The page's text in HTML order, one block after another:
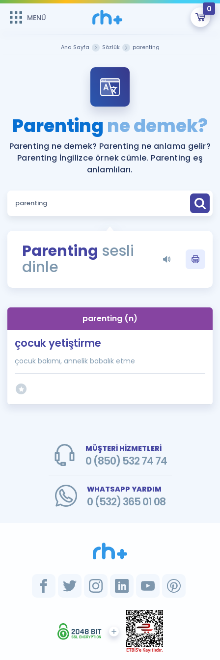
MENÜ
0
Şifremi Hatırlamıyorum
ÜYE DEĞİLİM
Sepetin Şu An Boş.
Remzi Hoca ile seni sınava hazırlayacak onlarca eğitim seni
bekliyor!
MENÜ
Katılımcı Görüşleri
Faydalı Araçlar
Sözlük
Rehberlik Aracı
ÖSYM Sınav Takvimi
İngilizce Gramer
Hakkımızda
Ana Sayfa Sözlük parenting
Parenting ne demek?
Parenting ne demek? Parenting ne anlama gelir?
Parenting İngilizce örnek cümle. Parenting eş
anlamlıları.
Parenting sesli
dinle
parenting (n)
çocuk yetiştirme
çocuk bakımı, annelik babalık etme
MÜŞTERİ HİZMETLERİ
0 (850) 532 74 74
WHATSAPP YARDIM
0 (532) 365 01 08